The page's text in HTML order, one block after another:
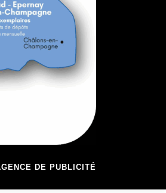
DE PUBLICITÉ